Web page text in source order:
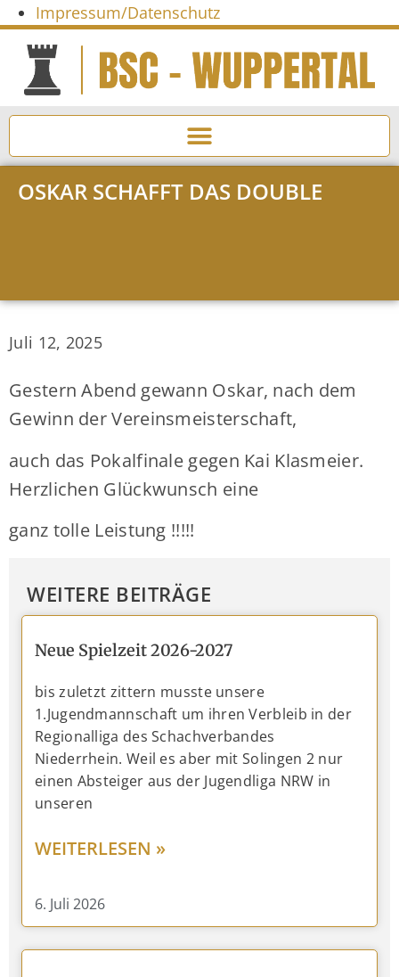
Impressum/Datenschutz
OSKAR SCHAFFT DAS DOUBLE
Juli 12, 2025
Gestern Abend gewann Oskar, nach dem
Gewinn der Vereinsmeisterschaft,
auch das Pokalfinale gegen Kai Klasmeier.
Herzlichen Glückwunsch eine
ganz tolle Leistung !!!!!
WEITERE BEITRÄGE
Neue Spielzeit 2026-2027
bis zuletzt zittern musste unsere
1.Jugendmannschaft um ihren Verbleib in der
Regionalliga des Schachverbandes
Niederrhein. Weil es aber mit Solingen 2 nur
einen Absteiger aus der Jugendliga NRW in
unseren
WEITERLESEN »
6. Juli 2026